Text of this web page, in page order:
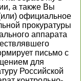
а также Вы
официальное
прокуратуры
аппарата
письмо с
для
Российской